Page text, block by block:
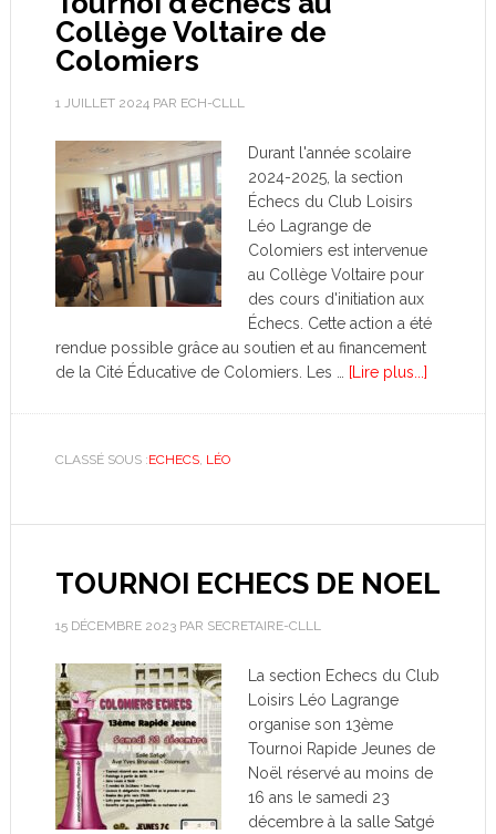
Collège Voltaire de
Colomiers
1 JUILLET 2024PAR ECH-CLLL
Durant l'année scolaire
2024-2025, la section
Échecs du Club Loisirs
Léo Lagrange de
Colomiers est intervenue
au Collège Voltaire pour
des cours d'initiation aux
Échecs. Cette action a été
rendue possible grâce au soutien et au financement
de la Cité Éducative de Colomiers. Les …
[Lire plus...]
CLASSÉ SOUS :ECHECS, LÉO
TOURNOI ECHECS DE NOEL
15 DÉCEMBRE 2023PAR SECRETAIRE-CLLL
La section Echecs du Club
Loisirs Léo Lagrange
organise son 13ème
Tournoi Rapide Jeunes de
Noël réservé au moins de
16 ans le samedi 23
décembre à la salle Satgé